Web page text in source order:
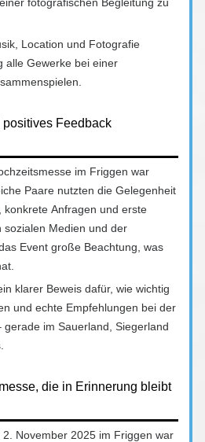
Location und Fotografie
alle Gewerke bei einer
Feedback
im Friggen war
Paare nutzten die Gelegenheit
konkrete Anfragen und erste
sozialen Medien und der
Event große Beachtung, was
klarer Beweis dafür, wie wichtig
und echte Empfehlungen bei der
gerade im Sauerland, Siegerland
die in Erinnerung bleibt
November 2025 im Friggen war